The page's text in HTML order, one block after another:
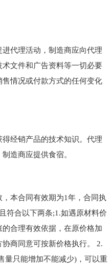
代理活动，制造商应向代理
文件和广告资料等一切必要
情况或付款方式的任何变化
经销产品的技术知识。代理
造商应提供食宿。
本合同有效期为1年，合同执
符合以下两条;1.如遇原材料价
合理有效依据，在原价格加
协商同意可按新价格执行。 2.
量只能增加不能减少)，可以重